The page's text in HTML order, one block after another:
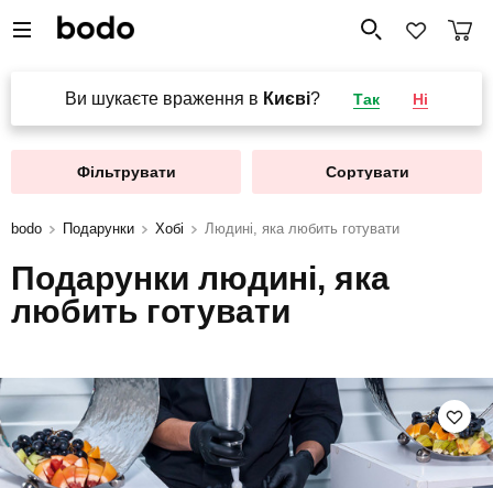
Ви шукаєте враження в Києві? Так Ні
Фільтрувати Сортувати
bodo Подарунки Хобі Людині, яка любить готувати
Подарунки людині, яка
любить готувати